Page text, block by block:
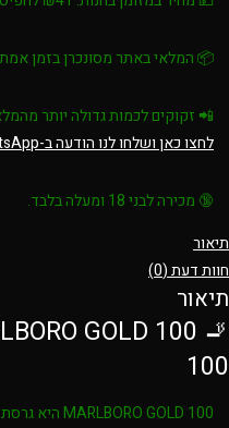
📦 המלאי באתר מסונכרן בזמן
📲 זקוקים לכמות גדולה יותר
לחצו כאן ושלחו לנו הודעה ב-WhatsApp.
🔞 מכירה לבני 18 ומעלה בלבד.
תיאור
חוות דעת (0)
תיאור
100
MARLBORO GOLD 100היא